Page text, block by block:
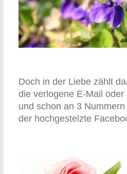
Doch in der Liebe zählt
die verlogene E-Mail
und schon an 3
der hochgestelzte